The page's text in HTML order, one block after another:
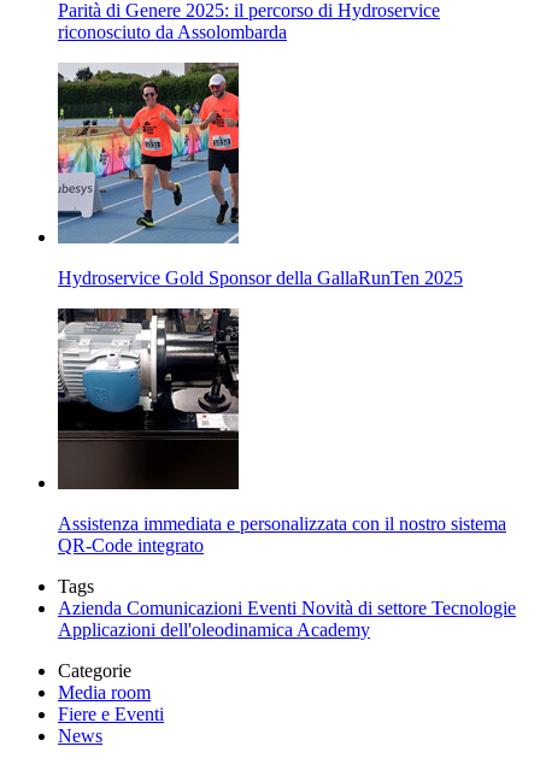
Parità di Genere 2025: il percorso di Hydroservice
riconosciuto da Assolombarda
Hydroservice Gold Sponsor della GallaRunTen 2025
Assistenza immediata e personalizzata con il nostro sistema
QR-Code integrato
Tags
Azienda Comunicazioni Eventi Novità di settore Tecnologie
Applicazioni dell'oleodinamica Academy
Categorie
Media room
Fiere e Eventi
News